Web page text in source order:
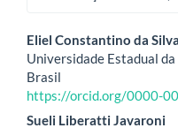
Conteúdo
do
artigo
Eliel Constantino da Silva
Universidade Estadual
Brasil
https://orcid.org/0000-
Sueli Liberatti Javaroni